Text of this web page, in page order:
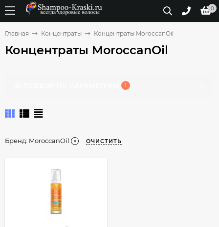
0
Главная Концентраты Концентраты MoroccanOil
Концентраты MoroccanOil
1
Бренд: MoroccanOil ОЧИСТИТЬ